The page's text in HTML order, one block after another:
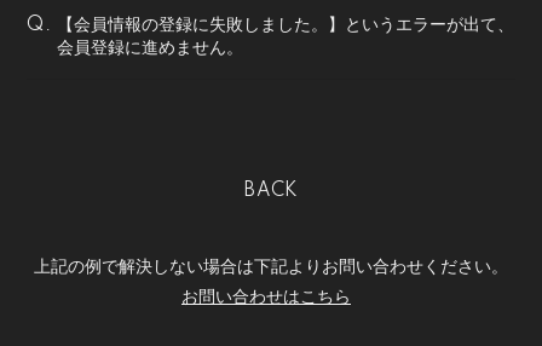
Q.
【会員情報の登録に失敗しました。】というエラーが出て、
会員登録に進めません。
BACK
上記の例で解決しない場合は下記よりお問い合わせください。
お問い合わせはこちら